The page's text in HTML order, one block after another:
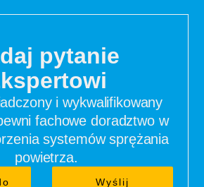
pytanie
i wykwalifikowany
fachowe doradztwo w
systemów sprężania
powietrza.
Wyślij